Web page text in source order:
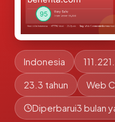
Indonesia
23.3 tahun Web
Diperbarui3 bulan